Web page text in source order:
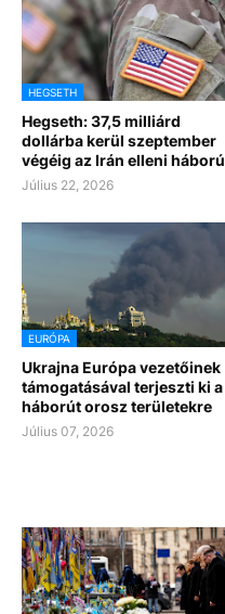
HEGSETH
Hegseth: 37,5 milliárd
dollárba kerül szeptember
végéig az Irán elleni háború
Július 22, 2026
EURÓPA
Ukrajna Európa vezetőinek
támogatásával terjeszti ki a
háborút orosz területekre
Július 07, 2026